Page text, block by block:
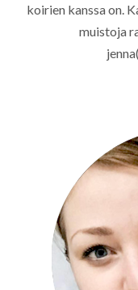
koirien kanssa on.
muistoja